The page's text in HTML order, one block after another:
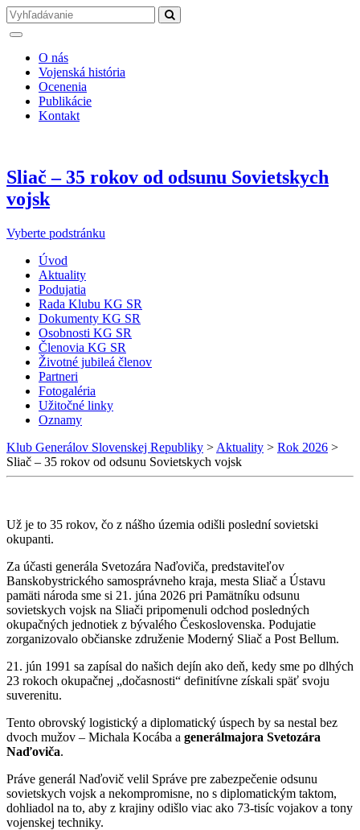
O nás
Vojenská história
Ocenenia
Publikácie
Kontakt
Sliač – 35 rokov od odsunu Sovietskych
vojsk
Vyberte podstránku
Úvod
Aktuality
Podujatia
Rada Klubu KG SR
Dokumenty KG SR
Osobnosti KG SR
Členovia KG SR
Životné jubileá členov
Partneri
Fotogaléria
Užitočné linky
Oznamy
Klub Generálov Slovenskej Republiky > Aktuality > Rok 2026 >
Sliač – 35 rokov od odsunu Sovietskych vojsk
Už je to 35 rokov, čo z nášho územia odišli poslední sovietski
okupanti.
​Za účasti generála Svetozára Naďoviča, predstaviteľov
Banskobystrického samosprávneho kraja, mesta Sliač a Ústavu
pamäti národa sme si 21. júna 2026 pri Pamätníku odsunu
sovietskych vojsk na Sliači pripomenuli odchod posledných
okupačných jednotiek z bývalého Československa. Podujatie
zorganizovalo občianske združenie Moderný Sliač a Post Bellum.
​21. jún 1991 sa zapísal do našich dejín ako deň, kedy sme po dlhých
23 rokoch okupačnej „dočasnosti“ definitívne získali späť svoju
suverenitu.
​Tento obrovský logistický a diplomatický úspech by sa nestal bez
dvoch mužov – Michala Kocába a generálmajora Svetozára
Naďoviča.
​Práve generál Naďovič velil Správe pre zabezpečenie odsunu
sovietskych vojsk a nekompromisne, no s diplomatickým taktom,
dohliadol na to, aby z krajiny odišlo viac ako 73-tisíc vojakov a tony
vojenskej techniky.